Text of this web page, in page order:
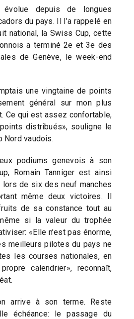
évolue depuis de longues
du pays. Il l’a rappelé en
national, la Swiss Cup, cette
a terminé 2e et 3e des
de Genève, le week-end
une vingtaine de points
général sur mon plus
Ce qui est assez confortable,
distribués», souligne le
Nord vaudois.
podiums genevois à son
Romain Tanniger est ainsi
de six des neuf manches
même deux victoires. Il
de sa constance tout au
si la valeur du trophée
«Elle n’est pas énorme,
meilleurs pilotes du pays ne
les courses nationales, en
calendrier», reconnaît,
arrive à son terme. Reste
échéance: le passage du